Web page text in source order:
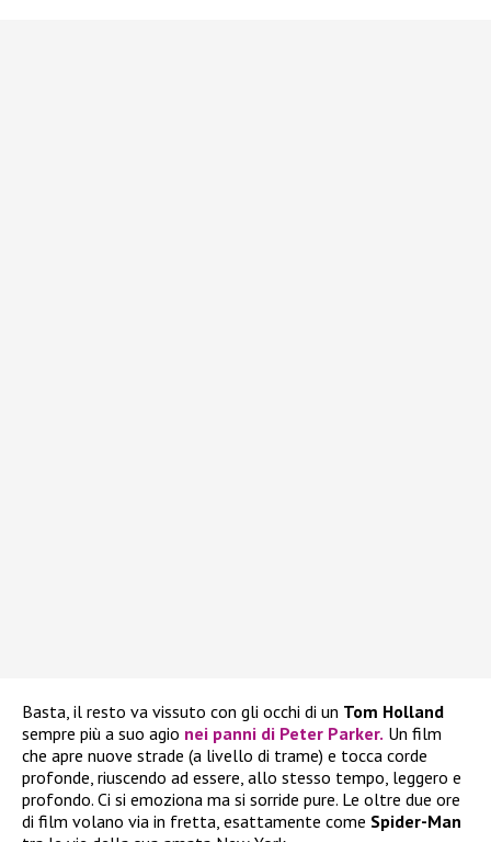
Basta, il resto va vissuto con gli occhi di un Tom Holland
sempre più a suo agio nei panni di Peter Parker. Un film
che apre nuove strade (a livello di trame) e tocca corde
profonde, riuscendo ad essere, allo stesso tempo, leggero e
profondo. Ci si emoziona ma si sorride pure. Le oltre due ore
di film volano via in fretta, esattamente come Spider-Man